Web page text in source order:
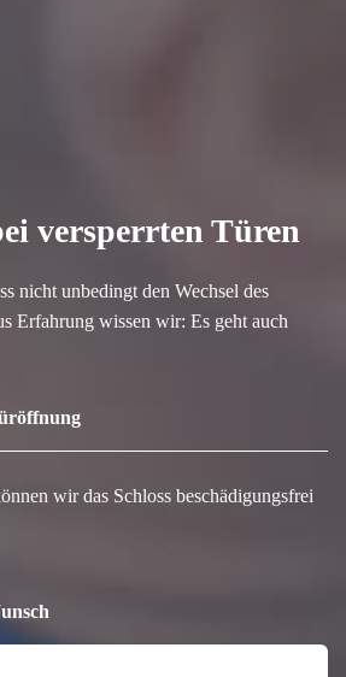
versperrten Türen
nicht unbedingt den Wechsel des
Erfahrung wissen wir: Es geht auch
wir das Schloss beschädigungsfrei